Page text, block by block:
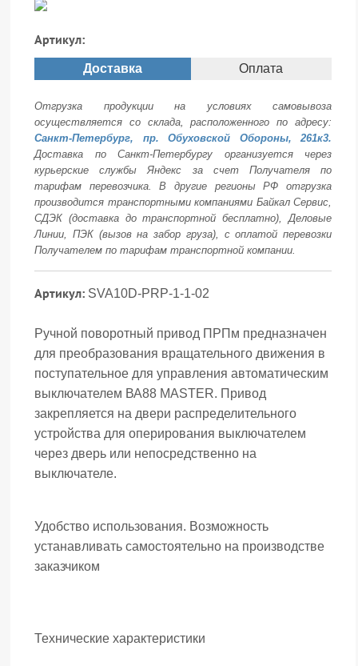
Артикул:
Доставка Оплата
Отгрузка продукции на условиях самовывоза
осуществляется со склада, расположенного по адресу:
Санкт-Петербург, пр. Обуховской Обороны, 261к3.
Доставка по Санкт-Петербургу организуется через
курьерские службы Яндекс за счет Получателя по
тарифам перевозчика. В другие регионы РФ отгрузка
производится транспортными компаниями Байкал Сервис,
СДЭК (доставка до транспортной бесплатно), Деловые
Линии, ПЭК (вызов на забор груза), с оплатой перевозки
Получателем по тарифам транспортной компании.
Артикул: SVA10D-PRP-1-1-02
Ручной поворотный привод ПРПм предназначен
для преобразования вращательного движения в
поступательное для управления автоматическим
выключателем ВА88 MASTER. Привод
закрепляется на двери распределительного
устройства для оперирования выключателем
через дверь или непосредственно на
выключателе.
Удобство использования. Возможность
устанавливать самостоятельно на производстве
заказчиком
Технические характеристики